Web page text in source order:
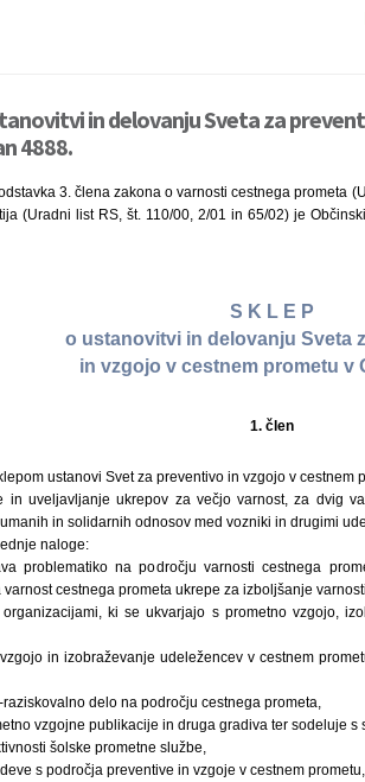
in delovanju Sveta za
4888.
3. člena zakona o varnosti cestnega prometa
(Uradni list RS, št. 110/00, 2/01 in 65/02) je
S K L E P
o ustanovitvi in delovanju Sveta
in vzgojo v cestnem prometu v
1. člen
ustanovi Svet za preventivo in vzgojo v cestnem
in uveljavljanje ukrepov za večjo varnost, za dvig
in solidarnih odnosov med vozniki in drugimi
naloge:
problematiko na področju varnosti cestnega
cestnega prometa ukrepe za izboljšanje varnosti,
ki se ukvarjajo s prometno vzgojo,
in izobraževanje udeležencev v cestnem
delo na področju cestnega prometa,
vzgojne publikacije in druga gradiva ter sodeluje s
šolske prometne službe,
s področja preventive in vzgoje v cestnem prometu,